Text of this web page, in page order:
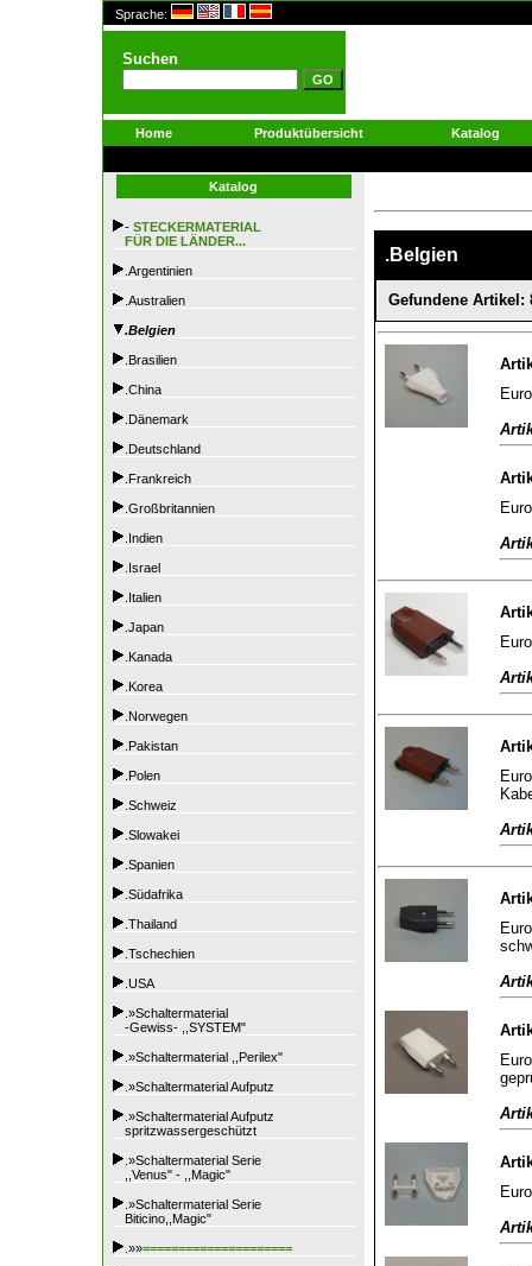
Sprache:
Suchen
Home Produktübersicht Katalog
Katalog
- STECKERMATERIAL
FÜR DIE LÄNDER...
.Argentinien
.Australien
.Belgien
.Brasilien
.China
.Dänemark
.Deutschland
.Frankreich
.Großbritannien
.Indien
.Israel
.Italien
.Japan
.Kanada
.Korea
.Norwegen
.Pakistan
.Polen
.Schweiz
.Slowakei
.Spanien
.Südafrika
.Thailand
.Tschechien
.USA
.»Schaltermaterial
-Gewiss- ,,SYSTEM"
.»Schaltermaterial ,,Perilex"
.»Schaltermaterial Aufputz
.»Schaltermaterial Aufputz
spritzwassergeschützt
.»Schaltermaterial Serie
,,Venus" - ,,Magic"
.»Schaltermaterial Serie
Biticino,,Magic"
.»»=====================
.Belgien
Gefundene Artikel: